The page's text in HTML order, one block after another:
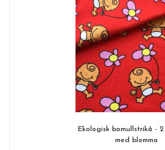
Ekologisk bomullstrikå -
med blomma